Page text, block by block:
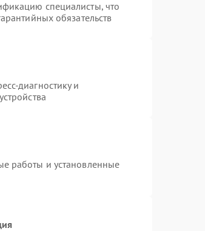
специалисты, что
обязательств
диагностику и
работы и установленные